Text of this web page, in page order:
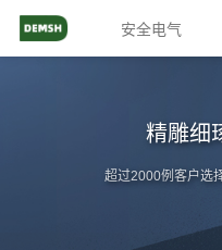
安全电气
精雕细
超过2000例客户选